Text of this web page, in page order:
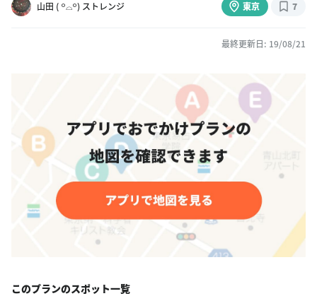
山田 ( ꒪⌓꒪) ストレンジ
東京 7
最終更新日: 19/08/21
このプランのスポット一覧